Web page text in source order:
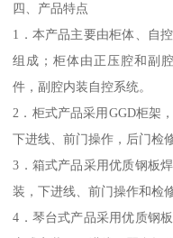
四、产品特点
1．本产品主要由柜体、自
组成；柜体由正压腔和副
件，副腔内装自控系统。
2．柜式产品采用GGD柜架
下进线、前门操作，后门检修
3．箱式产品采用优质钢板
装，下进线、前门操作和检修
4．琴台式产品采用优质钢